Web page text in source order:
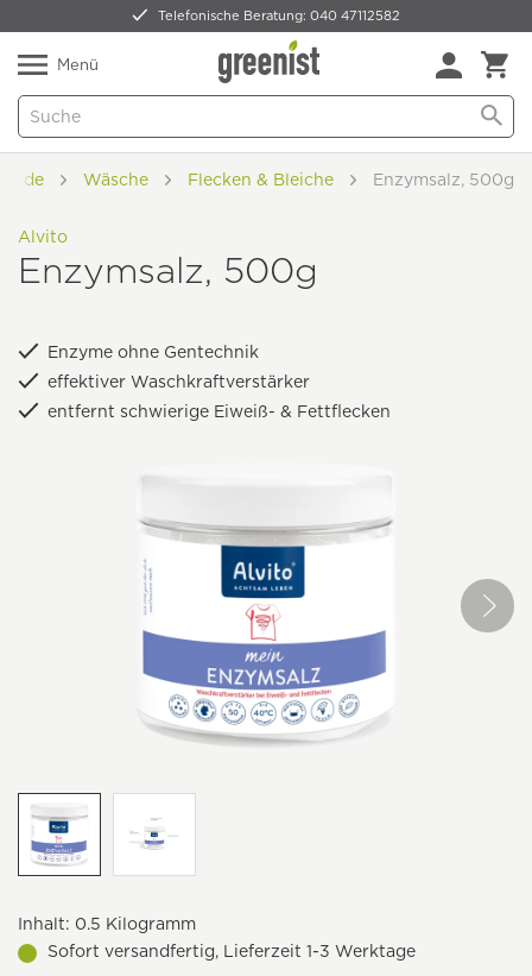
Telefonische Beratung: 040 47112582
Natürlich Pflanzlich Lecker
Menü
Wäsche Flecken & Bleiche Enzymsalz, 500g
Alvito
Enzymsalz, 500g
Enzyme ohne Gentechnik
effektiver Waschkraftverstärker
entfernt schwierige Eiweiß- & Fettflecken
Inhalt: 0.5 Kilogramm
Sofort versandfertig, Lieferzeit 1-3 Werktage